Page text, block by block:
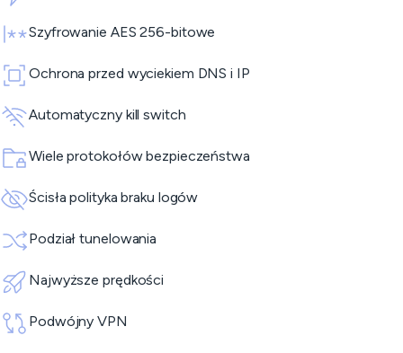
Szyfrowanie AES 256-bitowe
Ochrona przed wyciekiem DNS i IP
Automatyczny kill switch
Wiele protokołów bezpieczeństwa
Ścisła polityka braku logów
Podział tunelowania
Najwyższe prędkości
Podwójny VPN